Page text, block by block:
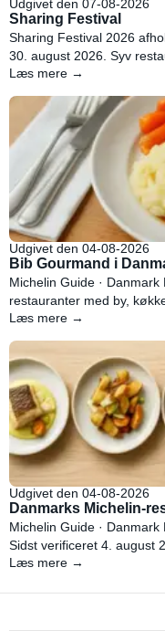
Udgivet den 07-08-2026
Sharing Festival
Sharing Festival 2026
30. august 2026. Syv
Læs mere →
Udgivet den 04-08-2026
Bib Gourmand i
Michelin Guide ·
restauranter med by,
Læs mere →
Udgivet den 04-08-2026
Danmarks Michelin-
Michelin Guide ·
Sidst verificeret 4. august
Læs mere →